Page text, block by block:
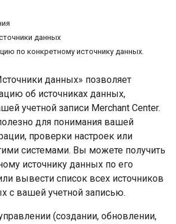
данных
по конкретному источнику данных.
данных» позволяет
об источниках данных,
учетной записи Merchant Center.
для понимания вашей
проверки настроек или
системами. Вы можете получить
источнику данных по его
вывести список всех источников
с вашей учетной записью.
(создании, обновлении,